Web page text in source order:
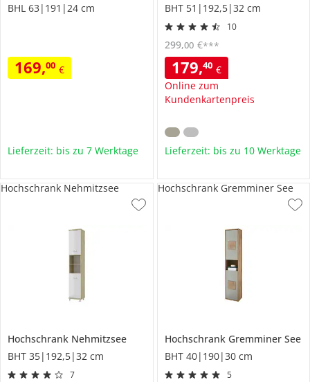
BHL 63|191|24 cm
169,00 €
Lieferzeit: bis zu 7 Werktage
BHT 51|192,5|32 cm
10
179,40 €
Online zum
Kundenkartenpreis
299,00 €***
Lieferzeit: bis zu 10 Werktage
Hochschrank Nehmitzsee
BHT 35|192,5|32 cm
7
Hochschrank Nehmitzsee
Hochschrank Gremminer See
BHT 40|190|30 cm
5
Hochschrank Gremminer See